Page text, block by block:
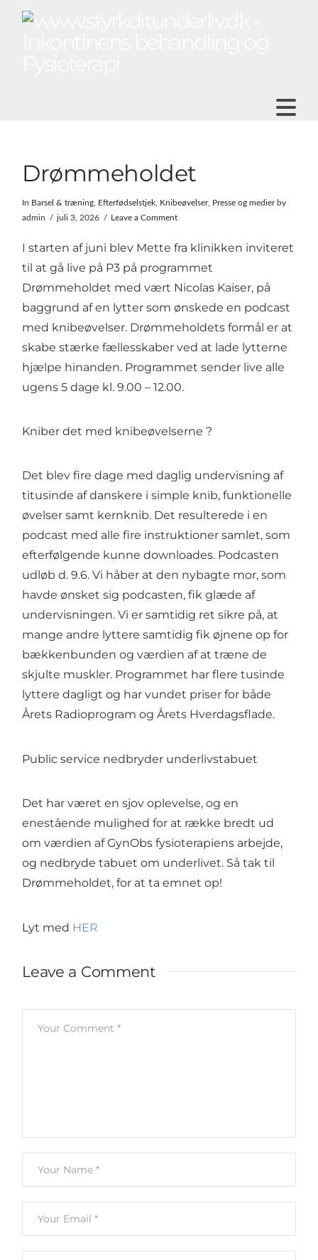
Drømmeholdet
In Barsel & træning Efterfødselstjek Knibeøvelser, Presse og medierby
admin
juli 3, 2026 Leave a Comment
I starten af juni blev Mette fra klinikken inviteret
til at gå live på P3 på programmet
Drømmeholdet med vært Nicolas Kaiser, på
baggrund af en lytter som ønskede en podcast
med knibeøvelser. Drømmeholdets formål er at
skabe stærke fællesskaber ved at lade lytterne
hjælpe hinanden. Programmet sender live alle
ugens 5 dage kl. 9.00 – 12.00.
Kniber det med knibeøvelserne ?
Det blev fire dage med daglig undervisning af
titusinde af danskere i simple knib, funktionelle
øvelser samt kernknib. Det resulterede i en
podcast med alle fire instruktioner samlet, som
efterfølgende kunne downloades. Podcasten
udløb d. 9.6. Vi håber at den nybagte mor, som
havde ønsket sig podcasten, fik glæde af
undervisningen. Vi er samtidig ret sikre på, at
mange andre lyttere samtidig fik øjnene op for
bækkenbunden og værdien af at træne de
skjulte muskler. Programmet har flere tusinde
lyttere dagligt og har vundet priser for både
Årets Radioprogram og Årets Hverdagsflade.
Public service nedbryder underlivstabuet
Det har været en sjov oplevelse, og en
enestående mulighed for at række bredt ud
om værdien af GynObs fysioterapiens arbejde,
og nedbryde tabuet om underlivet. Så tak til
Drømmeholdet, for at ta emnet op!
Lyt med HER
Leave a Comment